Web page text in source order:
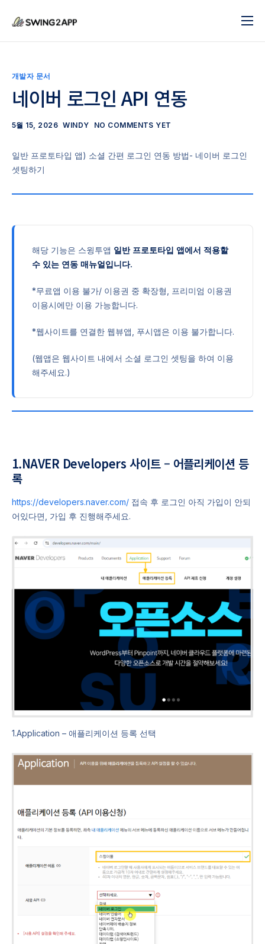
블로그
도움말
개발자 문서
네이버 로그인 API 연동
5월 15, 2026 WINDY NO COMMENTS YET
일반 프로토타입 앱) 소셜 간편 로그인 연동 방법- 네이버 로그인
셋팅하기
해당 기능은 스윙투앱 일반 프로토타입 앱에서 적용할
수 있는 연동 매뉴얼입니다.
*무료앱 이용 불가/ 이용권 중 확장형, 프리미엄 이용권
이용시에만 이용 가능합니다.
*웹사이트를 연결한 웹뷰앱, 푸시앱은 이용 불가합니다.
(웹앱은 웹사이트 내에서 소셜 로그인 셋팅을 하여 이용
해주세요.)
1.NAVER Developers 사이트 – 어플리케이션 등
록
https://developers.naver.com/ 접속 후 로그인 아직 가입이 안되
어있다면, 가입 후 진행해주세요.
1.Application – 애플리케이션 등록 선택